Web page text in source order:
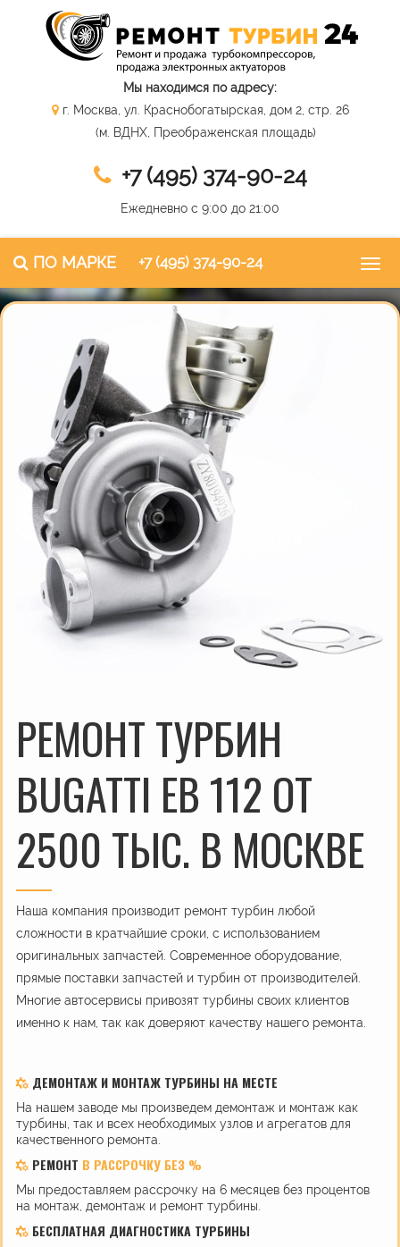
Мы находимся по адресу:
г. Москва, ул. Краснобогатырская, дом 2, стр. 26
(м. ВДНХ, Преображенская площадь)
+7 (495) 374-90-24
Ежедневно с 9:00 до 21:00
ПО МАРКЕ +7 (495) 374-90-24
РЕМОНТ ТУРБИН
BUGATTI EB 112 ОТ
2500 ТЫС. В МОСКВЕ
Наша компания производит ремонт турбин любой
сложности в кратчайшие сроки, с использованием
оригинальных запчастей. Современное оборудование,
прямые поставки запчастей и турбин от производителей.
Многие автосервисы привозят турбины своих клиентов
именно к нам, так как доверяют качеству нашего ремонта.
ДЕМОНТАЖ И МОНТАЖ ТУРБИНЫ НА МЕСТЕ
На нашем заводе мы произведем демонтаж и монтаж как
турбины, так и всех необходимых узлов и агрегатов для
качественного ремонта.
РЕМОНТ В РАССРОЧКУ БЕЗ %
Мы предоставляем рассрочку на 6 месяцев без процентов
на монтаж, демонтаж и ремонт турбины.
БЕСПЛАТНАЯ ДИАГНОСТИКА ТУРБИНЫ